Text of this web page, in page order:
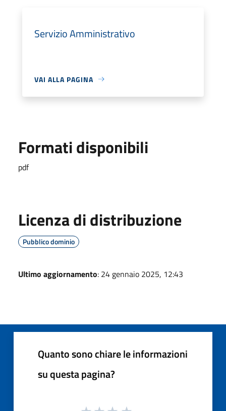
Servizio Amministrativo
VAI ALLA PAGINA
Formati disponibili
pdf
Licenza di distribuzione
Pubblico dominio
Ultimo aggiornamento: 24 gennaio 2025, 12:43
Quanto sono chiare le informazioni
su questa pagina?